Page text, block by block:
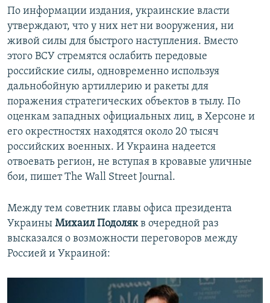
По информации издания, украинские власти
утверждают, что у них нет ни вооружения, ни
живой силы для быстрого наступления. Вместо
этого ВСУ стремятся ослабить передовые
российские силы, одновременно используя
дальнобойную артиллерию и ракеты для
поражения стратегических объектов в тылу. По
оценкам западных официальных лиц, в Херсоне и
его окрестностях находятся около 20 тысяч
российских военных. И Украина надеется
отвоевать регион, не вступая в кровавые уличные
бои, пишет The Wall Street Journal.
Между тем советник главы офиса президента
Украины Михаил Подолякв очередной раз
высказался о возможности переговоров между
Россией и Украиной: